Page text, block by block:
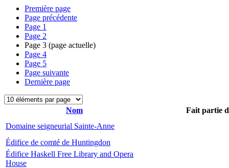
Première page
Page précédente
Page 1
Page 2
Page 3 (page actuelle)
Page 4
Page 5
Page suivante
Dernière page
Nom
Fait partie
Domaine seigneurial Sainte-Anne
Édifice de comté de Huntingdon
Édifice Haskell Free Library and Opera
House